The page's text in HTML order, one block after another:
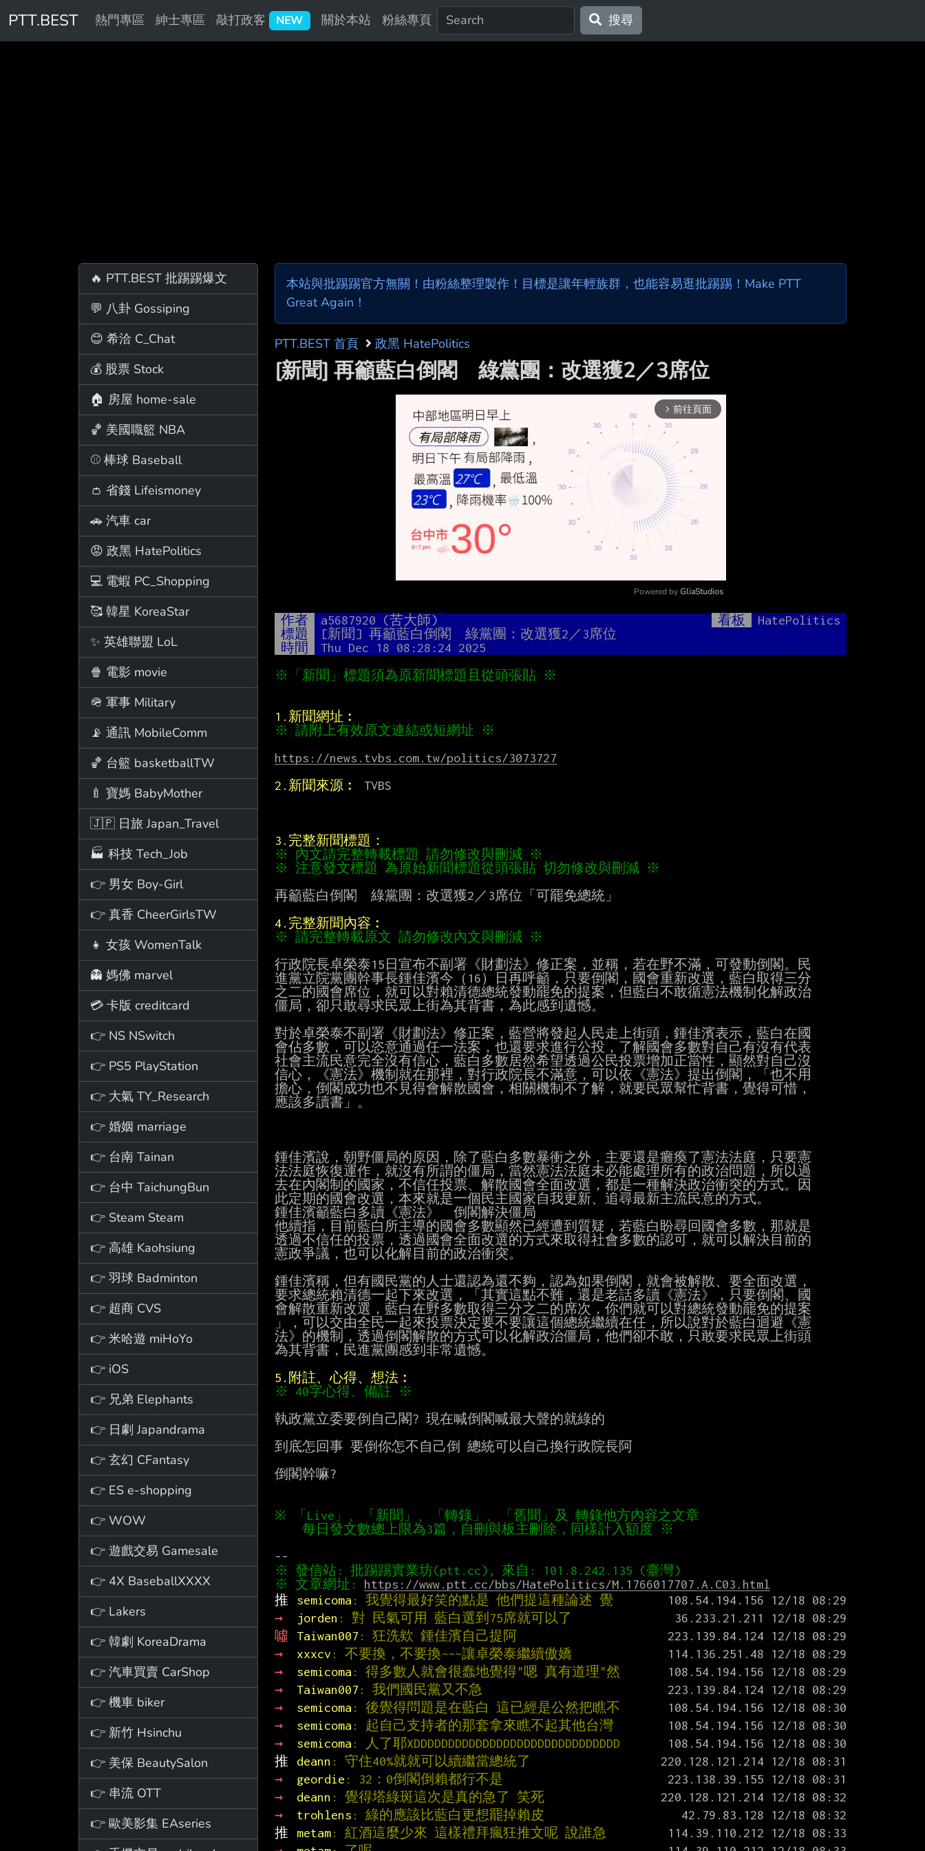
PTT.BEST 熱門專區 紳士專區 敲打政客 NEW 關於本站 粉絲專頁 搜尋
🔥 PTT.BEST 批踢踢爆文
💬 八卦 Gossiping
😊 希洽 C_Chat
💰 股票 Stock
🏠 房屋 home-sale
🏀 美國職籃 NBA
⚾ 棒球 Baseball
👛 省錢 Lifeismoney
🚗 汽車 car
😡 政黑 HatePolitics
💻 電蝦 PC_Shopping
🥰 韓星 KoreaStar
✨ 英雄聯盟 LoL
🍿 電影 movie
🪖 軍事 Military
📡 通訊 MobileComm
🏀 台籃 basketballTW
🍼 寶媽 BabyMother
🇯🇵 日旅 Japan_Travel
🏭 科技 Tech_Job
👉 男女 Boy-Girl
👉 真香 CheerGirlsTW
👧 女孩 WomenTalk
👻 媽佛 marvel
💳 卡版 creditcard
👉 NS NSwitch
👉 PS5 PlayStation
👉 大氣 TY_Research
👉 婚姻 marriage
👉 台南 Tainan
👉 台中 TaichungBun
👉 Steam Steam
👉 高雄 Kaohsiung
👉 羽球 Badminton
👉 超商 CVS
👉 米哈遊 miHoYo
👉 iOS
👉 兄弟 Elephants
👉 日劇 Japandrama
👉 玄幻 CFantasy
👉 ES e-shopping
👉 WOW
👉 遊戲交易 Gamesale
👉 4X BaseballXXXX
👉 Lakers
👉 韓劇 KoreaDrama
👉 汽車買賣 CarShop
👉 機車 biker
👉 新竹 Hsinchu
👉 美保 BeautySalon
👉 串流 OTT
👉 歐美影集 EAseries
本站與批踢踢官方無關！由粉絲整理製作！目標是讓年輕族群，也能容易逛批踢踢！Make PTT
Great Again！
PTT.BEST 首頁 政黑 HatePolitics
[新聞] 再籲藍白倒閣 綠黨團：改選獲2／3席位
arrow_forward_ios 前往頁面
Powered by GliaStudios
作者 a5687920 (苦大師) 看板
HatePolitics
標題
[新聞] 再籲藍白倒閣　綠黨團：改選獲2／3席位
時間
Thu Dec 18 08:28:24 2025
※「新聞」標題須為原新聞標題且從頭張貼 ※
1.新聞網址︰
※ 請附上有效原文連結或短網址 ※
https://news.tvbs.com.tw/politics/3073727
2.新聞來源︰
TVBS
3.完整新聞標題：
※ 內文請完整轉載標題 請勿修改與刪減 ※
※ 注意發文標題 為原始新聞標題從頭張貼 切勿修改與刪減 ※
再籲藍白倒閣　綠黨團：改選獲2／3席位「可罷免總統」
4.完整新聞內容︰
※ 請完整轉載原文 請勿修改內文與刪減 ※
行政院長卓榮泰15日宣布不副署《財劃法》修正案，並稱，若在野不滿，可發動倒閣。民
進黨立院黨團幹事長鍾佳濱今（16）日再呼籲，只要倒閣，國會重新改選，藍白取得三分
之二的國會席位，就可以對賴清德總統發動罷免的提案，但藍白不敢循憲法機制化解政治
僵局，卻只敢尋求民眾上街為其背書，為此感到遺憾。
對於卓榮泰不副署《財劃法》修正案，藍營將發起人民走上街頭，鍾佳濱表示，藍白在國
會佔多數，可以恣意通過任一法案，也還要求進行公投，了解國會多數對自己有沒有代表
社會主流民意完全沒有信心，藍白多數居然希望透過公民投票增加正當性，顯然對自己沒
信心，《憲法》機制就在那裡，對行政院長不滿意，可以依《憲法》提出倒閣，「也不用
擔心，倒閣成功也不見得會解散國會，相關機制不了解，就要民眾幫忙背書，覺得可惜，
應該多讀書」。
鍾佳濱說，朝野僵局的原因，除了藍白多數暴衝之外，主要還是癱瘓了憲法法庭，只要憲
法法庭恢復運作，就沒有所謂的僵局，當然憲法法庭未必能處理所有的政治問題，所以過
去在內閣制的國家，不信任投票、解散國會全面改選，都是一種解決政治衝突的方式。因
此定期的國會改選，本來就是一個民主國家自我更新、追尋最新主流民意的方式。
鍾佳濱籲藍白多讀《憲法》  倒閣解決僵局
他續指，目前藍白所主導的國會多數顯然已經遭到質疑，若藍白盼尋回國會多數，那就是
透過不信任的投票，透過國會全面改選的方式來取得社會多數的認可，就可以解決目前的
憲政爭議，也可以化解目前的政治衝突。
鍾佳濱稱，但有國民黨的人士還認為還不夠，認為如果倒閣，就會被解散、要全面改選，
要求總統賴清德一起下來改選，「其實這點不難，還是老話多讀《憲法》，只要倒閣、國
會解散重新改選，藍白在野多數取得三分之二的席次，你們就可以對總統發動罷免的提案
」，可以交由全民一起來投票決定要不要讓這個總統繼續在任，所以說對於藍白迴避《憲
法》的機制，透過倒閣解散的方式可以化解政治僵局，他們卻不敢，只敢要求民眾上街頭
為其背書，民進黨團感到非常遺憾。
5.附註、心得、想法︰
※ 40字心得、備註 ※
執政黨立委要倒自己閣? 現在喊倒閣喊最大聲的就綠的
到底怎回事 要倒你怎不自己倒 總統可以自己換行政院長阿
倒閣幹嘛?
※ 「Live」、「新聞」、「轉錄」、「舊聞」及 轉錄他方內容之文章
    每日發文數總上限為3篇，自刪與板主刪除，同樣計入額度 ※
※ 文章網址: https://www.ptt.cc/bbs/HatePolitics/M.1766017707.A.C03.html
推
semicoma : 我覺得最好笑的點是 他們提這種論述 覺
→
jorden : 對 民氣可用 藍白選到75席就可以了
噓
Taiwan007 : 狂洗欸 鍾佳濱自己提阿
→
xxxcv : 不要換，不要換~~~讓卓榮泰繼續傲嬌
→
semicoma : 得多數人就會很蠢地覺得"嗯 真有道理"然
→
Taiwan007 : 我們國民黨又不急
→
semicoma : 後覺得問題是在藍白 這已經是公然把瞧不
→
semicoma : 起自己支持者的那套拿來瞧不起其他台灣
→
semicoma : 人了耶XDDDDDDDDDDDDDDDDDDDDDDDDDDDDDD
推
deann : 守住40%就就可以續繼當總統了
→
geordie : 32：0倒閣倒賴都行不是
→
deann : 覺得塔綠斑這次是真的急了 笑死
→
trohlens : 綠的應該比藍白更想罷掉賴皮
推
metam: 紅酒這麼少來 這樣禮拜瘋狂推文呢 說誰急